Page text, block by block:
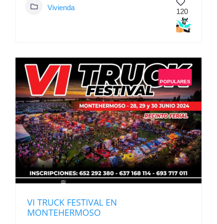
Vivienda 120
POPULARES
VI TRUCK FESTIVAL EN
MONTEHERMOSO